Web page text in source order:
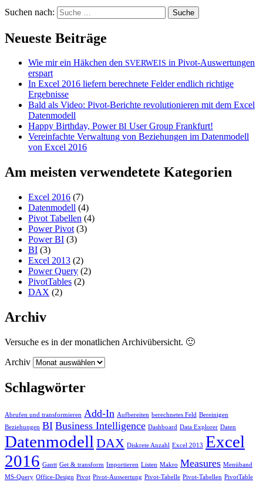
Suchen nach:
Neueste Beiträge
Wie mir ein Häkchen den SVERWEIS in Pivot-Auswertungen
erspart
In Excel 2016 liefern berechnete Felder endlich richtige
Ergebnisse
Bald als Video: Pivot-Berichte revolutionieren mit dem Excel
Datenmodell
Happy Birthday, PowerBI User Group Frankfurt!
Vereinfachte Verwaltung von Beziehungen im Datenmodell
von Excel 2016
Am meisten verwendetete Kategorien
Excel 2016 (7)
Datenmodell (4)
Pivot Tabellen (4)
Power Pivot (3)
Power BI (3)
BI (3)
Excel 2013 (2)
Power Query (2)
PivotTables (2)
DAX (2)
Archiv
Versuche es in der monatlichen Archivübersicht. 🙂
Archiv
Schlagwörter
Abrufen und transformieren Add-In Aufbereiten berechnetes Feld Bereinigen
Beziehungen BI Business Intelligence Dashboard Data Explorer Daten
Datenmodell DAX Diskrete Anzahl Excel 2013 Excel
2016 Gantt Get & transform Importieren Listen Makro Measures Menüband
MS-Query Office-Design Pivot Pivot-Auswertung Pivot-Tabelle Pivot-Tabellen PivotTable